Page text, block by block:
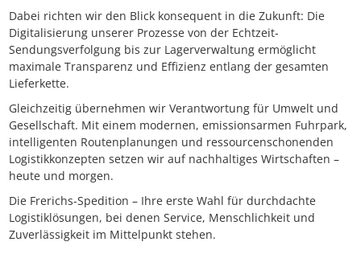
Dabei richten wir den Blick konsequent in die Zukunft: Die
Digitalisierung unserer Prozesse von der Echtzeit-
Sendungsverfolgung bis zur Lagerverwaltung ermöglicht
maximale Transparenz und Effizienz entlang der gesamten
Lieferkette.
Gleichzeitig übernehmen wir Verantwortung für Umwelt und
Gesellschaft. Mit einem modernen, emissionsarmen Fuhrpark,
intelligenten Routenplanungen und ressourcenschonenden
Logistikkonzepten setzen wir auf nachhaltiges Wirtschaften –
heute und morgen.
Die Frerichs-Spedition – Ihre erste Wahl für durchdachte
Logistiklösungen, bei denen Service, Menschlichkeit und
Zuverlässigkeit im Mittelpunkt stehen.